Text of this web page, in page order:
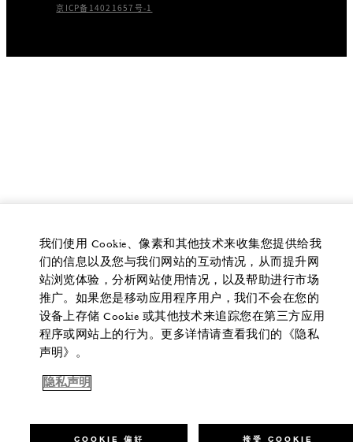
京ICP备14021657号-1
我们使用 Cookie、像素和其他技术来收集您提供给我
们的信息以及您与我们网站的互动情况，从而提升网
站浏览体验，分析网站使用情况，以及帮助进行市场
推广。如果您是移动应用程序用户，我们不会在您的
设备上存储 Cookie 或其他技术来追踪您在第三方应用
程序或网站上的行为。更多详情请查看我们的《隐私
声明》。
隐私声明
COOKIE 偏好 接受 COOKIE